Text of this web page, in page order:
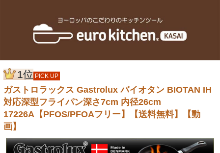
1位 PICK UP
ガストロラックス Gastrolux バイオタン BIOTAN IH
対応深型フライパン深さ7cm 内径26cm
17226A【PFOS/PFOAフリー】【送料無料】【動
画】